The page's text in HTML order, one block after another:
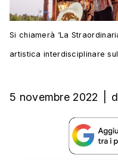
Si chiamerà ‘La
artistica interdisciplinare
5 novembre 2022